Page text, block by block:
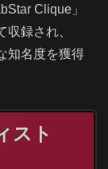
Clique」
録され、
知名度を獲得
スト